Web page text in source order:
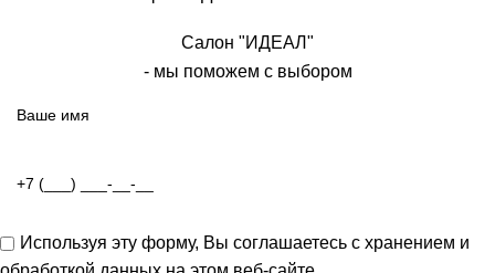
Салон "ИДЕАЛ"
- мы поможем с выбором
Используя эту форму, Вы соглашаетесь с хранением и